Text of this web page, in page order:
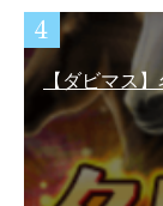
【ダビマス